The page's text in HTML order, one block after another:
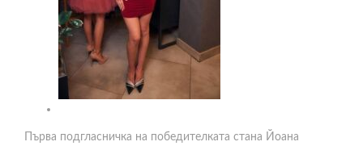
Първа подгласничка на победителката стана Йоана